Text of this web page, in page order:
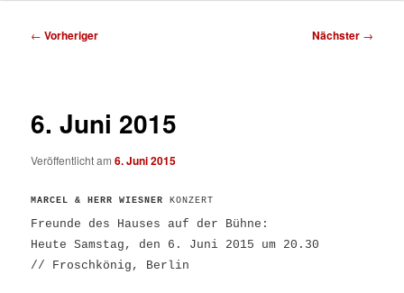
Beitragsnavigation
← Vorheriger Nächster →
6. Juni 2015
Veröffentlicht am6. Juni 2015
MARCEL & HERR WIESNER KONZERT
Freunde des Hauses auf der Bühne:
Heute Samstag, den 6. Juni 2015 um 20.30
// Froschkönig , Berlin